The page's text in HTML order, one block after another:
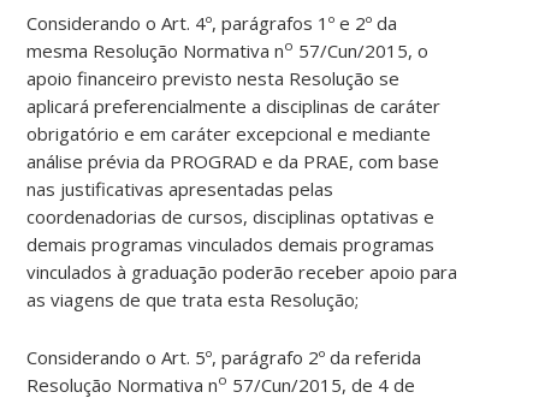
Considerando o Art. 4º, parágrafos 1º e 2º da
mesma Resolução Normativa no 57/Cun/2015, o
apoio financeiro previsto nesta Resolução se
aplicará preferencialmente a disciplinas de caráter
obrigatório e em caráter excepcional e mediante
análise prévia da PROGRAD e da PRAE, com base
nas justificativas apresentadas pelas
coordenadorias de cursos, disciplinas optativas e
demais programas vinculados demais programas
vinculados à graduação poderão receber apoio para
as viagens de que trata esta Resolução;
Considerando o Art. 5º, parágrafo 2º da referida
Resolução Normativa no 57/Cun/2015, de 4 de